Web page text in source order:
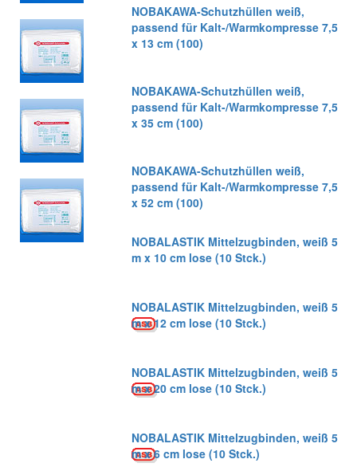
NOBAKAWA-Schutzhüllen weiß,
passend für Kalt-/Warmkompresse 7,5
x 13 cm (100)
NOBAKAWA-Schutzhüllen weiß,
passend für Kalt-/Warmkompresse 7,5
x 35 cm (100)
NOBAKAWA-Schutzhüllen weiß,
passend für Kalt-/Warmkompresse 7,5
x 52 cm (100)
NOBALASTIK Mittelzugbinden, weiß 5
m x 10 cm lose (10 Stck.)
NOBALASTIK Mittelzugbinden, weiß 5
m x 12 cm lose (10 Stck.)
NOBALASTIK Mittelzugbinden, weiß 5
m x 20 cm lose (10 Stck.)
NOBALASTIK Mittelzugbinden, weiß 5
m x 6 cm lose (10 Stck.)